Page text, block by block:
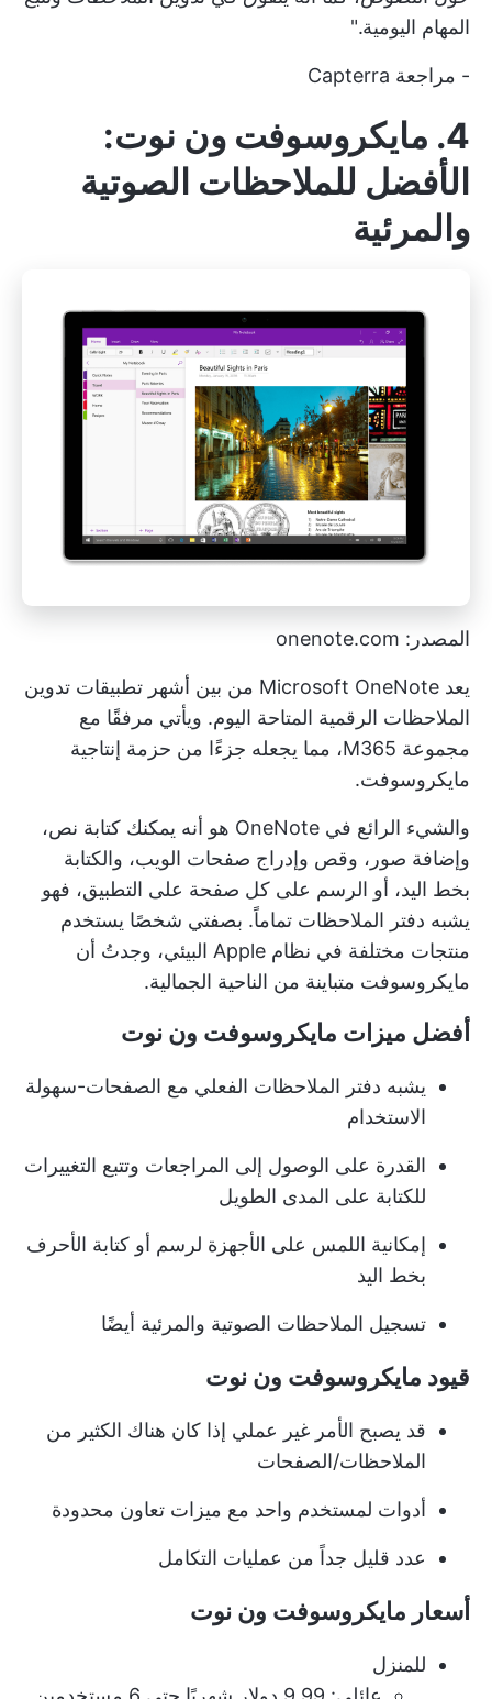
المهام اليومية."
- مراجعة Capterra
4. مايكروسوفت ون نوت:
الأفضل للملاحظات الصوتية
والمرئية
المصدر: onenote.com
يعد Microsoft OneNote من بين أشهر تطبيقات تدوين
الملاحظات الرقمية المتاحة اليوم. ويأتي مرفقًا مع
مجموعة M365، مما يجعله جزءًا من حزمة إنتاجية
مايكروسوفت.
والشيء الرائع في OneNote هو أنه يمكنك كتابة نص،
وإضافة صور، وقص وإدراج صفحات الويب، والكتابة
بخط اليد، أو الرسم على كل صفحة على التطبيق، فهو
يشبه دفتر الملاحظات تماماً. بصفتي شخصًا يستخدم
منتجات مختلفة في نظام Apple البيئي، وجدتُ أن
مايكروسوفت متباينة من الناحية الجمالية.
أفضل ميزات مايكروسوفت ون نوت
يشبه دفتر الملاحظات الفعلي مع الصفحات-سهولة
الاستخدام
القدرة على الوصول إلى المراجعات وتتبع التغييرات
للكتابة على المدى الطويل
إمكانية اللمس على الأجهزة لرسم أو كتابة الأحرف
بخط اليد
تسجيل الملاحظات الصوتية والمرئية أيضًا
قيود مايكروسوفت ون نوت
قد يصبح الأمر غير عملي إذا كان هناك الكثير من
الملاحظات/الصفحات
أدوات لمستخدم واحد مع ميزات تعاون محدودة
عدد قليل جداً من عمليات التكامل
أسعار مايكروسوفت ون نوت
للمنزل